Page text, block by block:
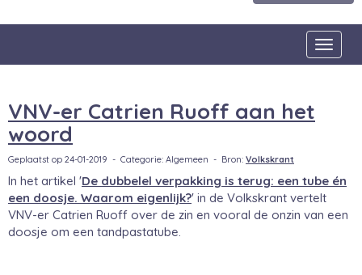
VNV-er Catrien Ruoff aan het
woord
Geplaatst op 24-01-2019 - Categorie: Algemeen - Bron: Volkskrant
In het artikel 'De dubbelel verpakking is terug: een tube én
een doosje. Waarom eigenlijk?' in de Volkskrant vertelt
VNV-er Catrien Ruoff over de zin en vooral de onzin van een
doosje om een tandpastatube.